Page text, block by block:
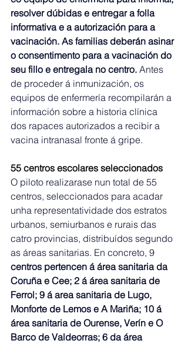
resolver dúbidas e entregar a folla
informativa e a autorización para a
vacinación. As familias deberán asinar
o consentimento para a vacinación do
seu fillo e entregala no centro. Antes
de proceder á inmunización, os
equipos de enfermería recompilarán a
información sobre a historia clínica
dos rapaces autorizados a recibir a
vacina intranasal fronte á gripe.
55 centros escolares seleccionados
O piloto realizarase nun total de 55
centros, seleccionados para acadar
unha representatividade dos estratos
urbanos, semiurbanos e rurais das
catro provincias, distribuídos segundo
as áreas sanitarias. En concreto, 9
centros pertencen á área sanitaria da
Coruña e Cee; 2 á área sanitaria de
Ferrol; 9 á area sanitaria de Lugo,
Monforte de Lemos e A Mariña; 10 á
área sanitaria de Ourense, Verín e O
Barco de Valdeorras; 6 da área